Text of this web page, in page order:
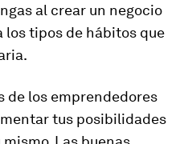
al crear un negocio
los tipos de hábitos que
de los emprendedores
tus posibilidades